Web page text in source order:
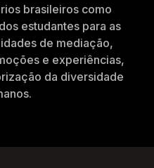
brasileiros como
estudantes para as
de mediação,
e experiências,
da diversidade